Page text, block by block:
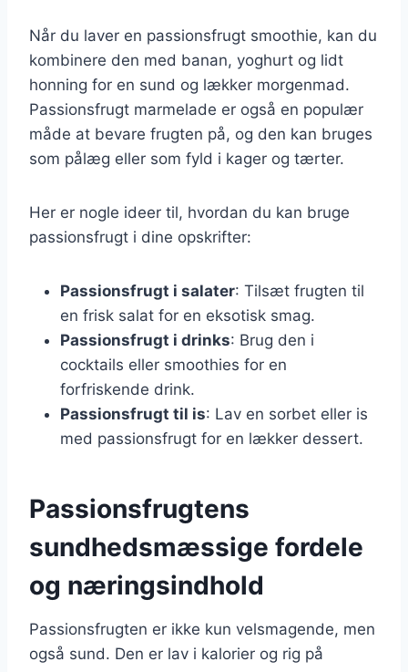
Når du laver en passionsfrugt smoothie, kan du
kombinere den med banan, yoghurt og lidt
honning for en sund og lækker morgenmad.
Passionsfrugt marmelade er også en populær
måde at bevare frugten på, og den kan bruges
som pålæg eller som fyld i kager og tærter.
Her er nogle ideer til, hvordan du kan bruge
passionsfrugt i dine opskrifter:
Passionsfrugt i salater: Tilsæt frugten til
en frisk salat for en eksotisk smag.
Passionsfrugt i drinks: Brug den i
cocktails eller smoothies for en
forfriskende drink.
Passionsfrugt til is: Lav en sorbet eller is
med passionsfrugt for en lækker dessert.
Passionsfrugtens
sundhedsmæssige fordele
og næringsindhold
Passionsfrugten er ikke kun velsmagende, men
også sund. Den er lav i kalorier og rig på